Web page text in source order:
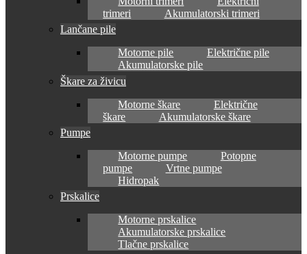
trimeri
Akumulatorski trimeri
Lančane pile
Motorne pile
Električne pile
Akumulatorske pile
Škare za živicu
Motorne škare
Električne
škare
Akumulatorske škare
Pumpe
Motorne pumpe
Potopne
pumpe
Vrtne pumpe
Hidropak
Prskalice
Motorne prskalice
Akumulatorske prskalice
Tlačne prskalice